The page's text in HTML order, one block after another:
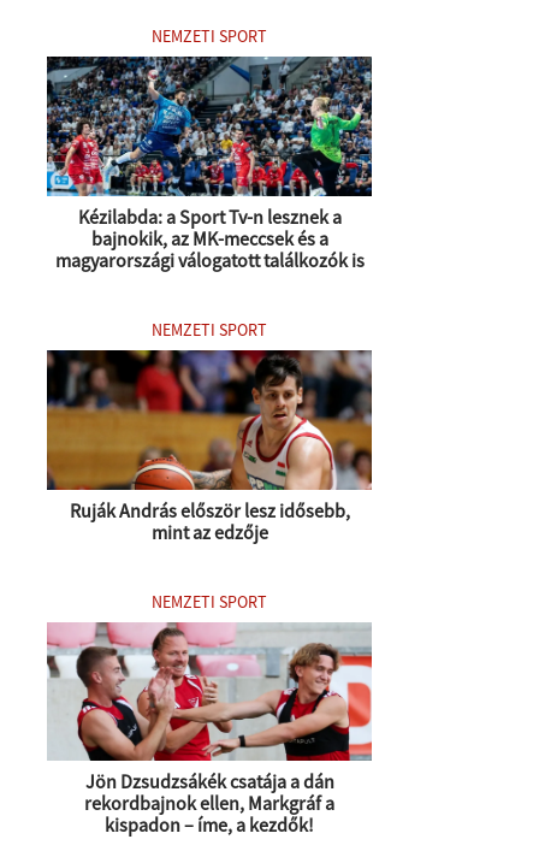
NEMZETI SPORT
Kézilabda: a Sport Tv-n lesznek a
bajnokik, az MK-meccsek és a
magyarországi válogatott találkozók is
NEMZETI SPORT
Ruják András először lesz idősebb,
mint az edzője
NEMZETI SPORT
Jön Dzsudzsákék csatája a dán
rekordbajnok ellen, Markgráf a
kispadon – íme, a kezdők!